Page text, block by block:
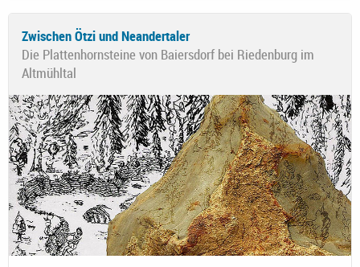
Zwischen Ötzi und Neandertaler
Die Plattenhornsteine von Baiersdorf bei Riedenburg im
Altmühltal